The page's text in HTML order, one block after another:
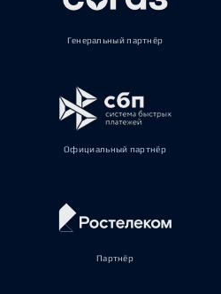
Генеральный партнёр
Официальный партнёр
Партнёр